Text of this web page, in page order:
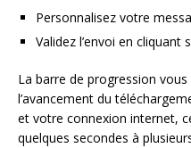
Personnalisez votre
Validez l’envoi en cliquant
La barre de progression
l’avancement du
et votre connexion internet,
quelques secondes à